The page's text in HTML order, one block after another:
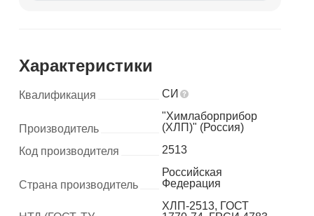
Характеристики
Квалификация СИ
Производитель
"Химлаборприбор
(ХЛП)" (Россия)
Код производителя
2513
Страна производитель
Российская
Федерация
ХЛП-2513, ГОСТ